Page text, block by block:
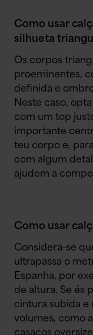
Como usar
silhueta
Os corpos
proeminentes,
definida e
Neste caso,
com um top
importante
teu corpo e,
com algum
ajudem a
Como usar
Considera-se
ultrapassa o
Espanha, por
de altura. Se és
cintura subida e
volumes, como
casacos